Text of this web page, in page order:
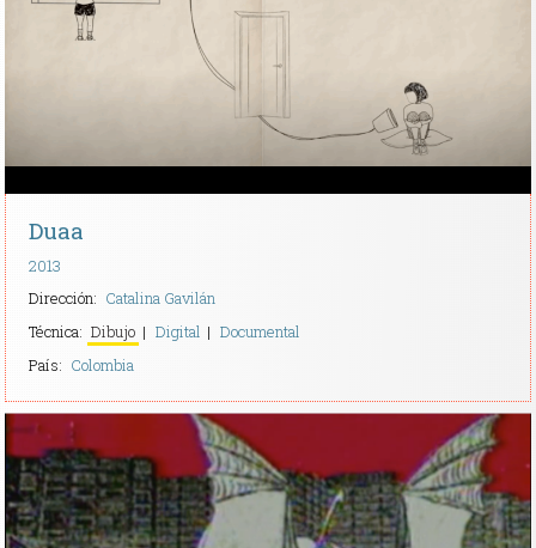
Duaa
2013
Dirección: Catalina Gavilán
Técnica: Dibujo Digital
Documental
País: Colombia